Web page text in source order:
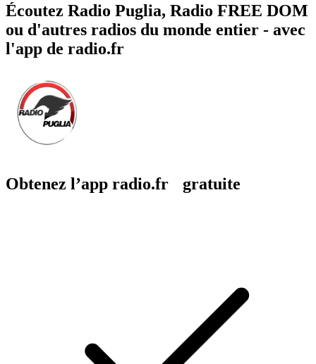
Écoutez Radio Puglia, Radio FREE DOM
ou d'autres radios du monde entier - avec
l'app de radio.fr
Obtenez l’app radio.fr gratuite